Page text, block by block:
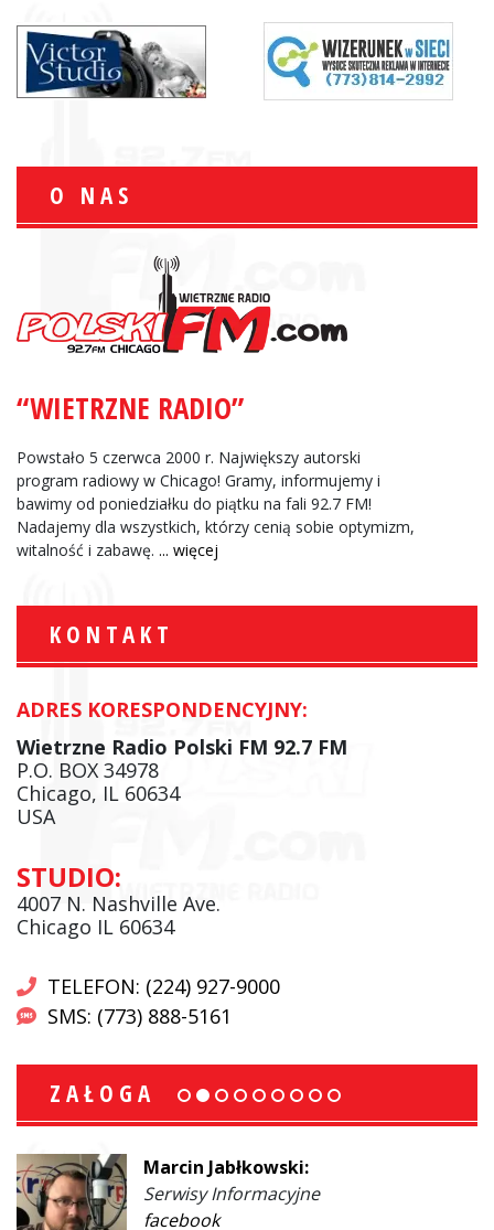
O NAS
“WIETRZNE RADIO”
Powstało 5 czerwca 2000 r. Największy autorski
program radiowy w Chicago! Gramy, informujemy i
bawimy od poniedziałku do piątku na fali 92.7 FM!
Nadajemy dla wszystkich, którzy cenią sobie optymizm,
witalność i zabawę. ... więcej
KONTAKT
ADRES KORESPONDENCYJNY:
Wietrzne Radio Polski FM 92.7 FM
P.O. BOX 34978
Chicago, IL 60634
USA
STUDIO:
4007 N. Nashville Ave.
Chicago IL 60634
TELEFON: (224) 927-9000
SMS: (773) 888-5161
ZAŁOGA
Marcin Jabłkowski:
Serwisy Informacyjne
facebook